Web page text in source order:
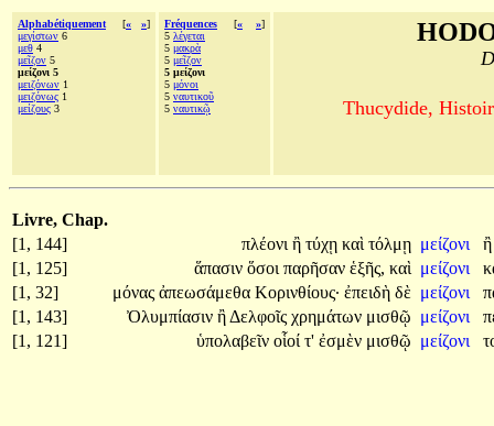
Alphabétiquement [« »]
μεγίστων 6
μεθ 4
μεῖζον 5
μείζονι 5
μειζόνων 1
μειζόνως 1
μείζους 3
Fréquences [« »]
5 λέγεται
5 μακρὰ
5 μεῖζον
5 μείζονι
5 μόνοι
5 ναυτικοῦ
5 ναυτικῷ Thucydide,
Livre, Chap.
[1, 144]
πλέονι ἢ τύχῃ καὶ τόλμῃ μείζονι
[1, 125]
ἅπασιν ὅσοι παρῆσαν ἑξῆς, καὶ μείζονι
[1, 32]
μόνας ἀπεωσάμεθα Κορινθίους· ἐπειδὴ δὲ μείζονι
[1, 143]
Ὀλυμπίασιν ἢ Δελφοῖς χρημάτων μισθῷ μείζονι
[1, 121]
ὑπολαβεῖν οἷοί τ' ἐσμὲν μισθῷ μείζονι